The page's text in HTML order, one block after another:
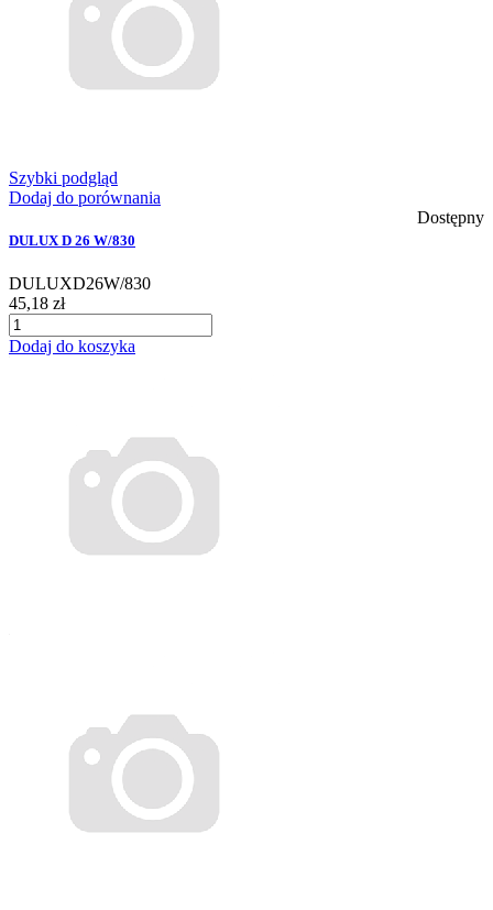
Szybki podgląd
Dodaj do porównania
Dostępny
DULUX D 26 W/830
DULUXD26W/830
45,18 zł
Dodaj do koszyka